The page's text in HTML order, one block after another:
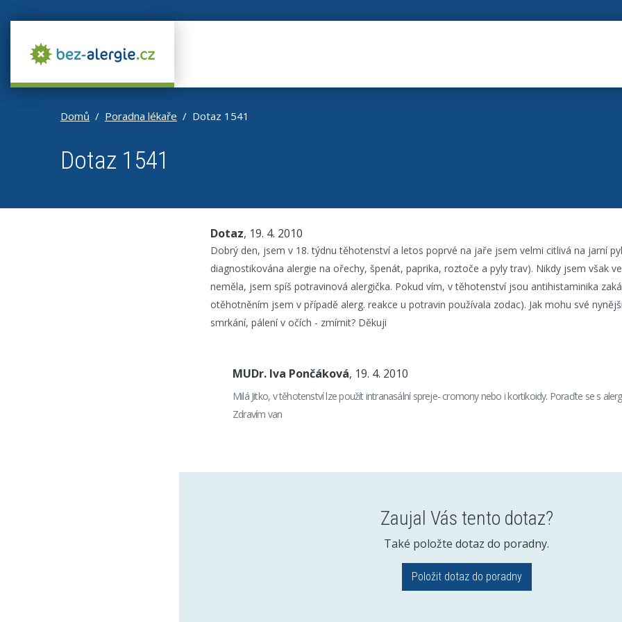
Domů Poradna lékaře Dotaz 1541
Dotaz 1541
Dotaz, 19. 4. 2010
Dobrý den, jsem v 18. týdnu těhotenství a letos poprvé na jaře jsem velmi citlivá na jarní
diagnostikována alergie na ořechy, špenát, paprika, roztoče a pyly trav). Nikdy jsem však
neměla, jsem spíš potravinová alergička. Pokud vím, v těhotenství jsou antihistaminika
otěhotněním jsem v případě alerg. reakce u potravin používala zodac). Jak mohu své
smrkání, pálení v očích - zmírnit? Děkuji
MUDr. Iva Pončáková, 19. 4. 2010
Milá Jitko, v těhotenství lze použít intranasální spreje- cromony nebo i kortikoidy. Poraďte se s
Zdravím van
Zaujal Vás tento dotaz?
Také položte dotaz do poradny.
Položit dotaz do poradny